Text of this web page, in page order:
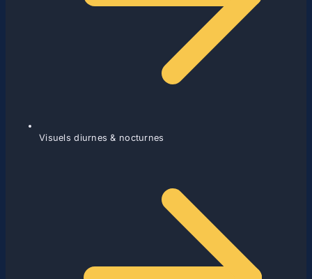
Visuels diurnes & nocturnes